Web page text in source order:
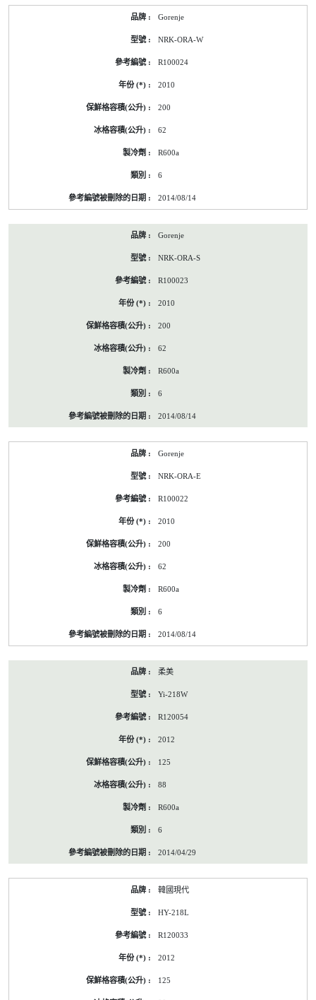
Gorenje
NRK-ORA-W
R100024
2010
200
62
R600a
6
2014/08/14
Gorenje
NRK-ORA-S
R100023
2010
200
62
R600a
6
2014/08/14
Gorenje
NRK-ORA-E
R100022
2010
200
62
R600a
6
2014/08/14
柔美
Yi-218W
R120054
2012
125
88
R600a
6
2014/04/29
韓國現代
HY-218L
R120033
2012
125